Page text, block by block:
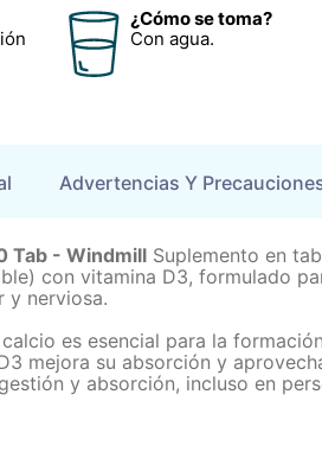
¿Cómo se toma?
Con agua.
Advertencias Y
Tab - Windmill Suplemento en
con vitamina D3, formulado
y nerviosa.
calcio es esencial para la
mejora su absorción y
y absorción, incluso en